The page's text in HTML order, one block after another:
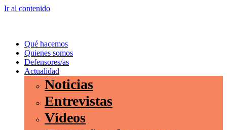
Ir al contenido
Qué hacemos
Quienes somos
Defensores/as
Actualidad
Noticias
Entrevistas
Vídeos